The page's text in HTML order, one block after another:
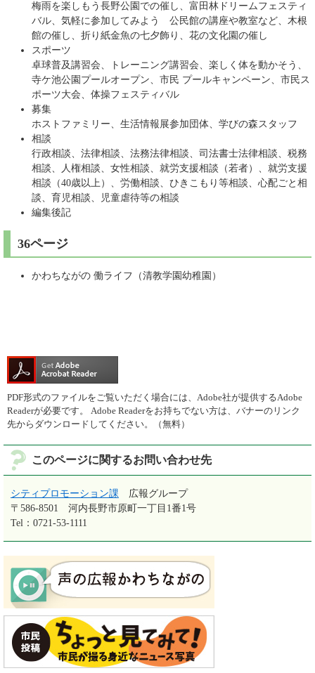
梅雨を楽しもう長野公園での催し、富田林ドリームフェスティ
バル、気軽に参加してみよう 公民館の講座や教室など、木根
館の催し、折り紙金魚の七夕飾り、花の文化園の催し
スポーツ
卓球普及講習会、トレーニング講習会、楽しく体を動かそう、
寺ケ池公園プールオープン、市民 プールキャンペーン、市民ス
ポーツ大会、体操フェスティバル
募集
ホストファミリー、生活情報展参加団体、学びの森スタッフ
相談
行政相談、法律相談、法務法律相談、司法書士法律相談、税務
相談、人権相談、女性相談、就労支援相談（若者）、就労支援
相談（40歳以上）、労働相談、ひきこもり等相談、心配ごと相
談、育児相談、児童虐待等の相談
編集後記
36ページ
かわちながの 働ライフ（清教学園幼稚園）
PDF形式のファイルをご覧いただく場合には、Adobe社が提供するAdobe
Readerが必要です。
Adobe Readerをお持ちでない方は、バナーのリンク
先からダウンロードしてください。（無料）
このページに関するお問い合わせ先
シティプロモーション課
広報グループ
〒586-8501
河内長野市原町一丁目1番1号
Tel：0721-53-1111